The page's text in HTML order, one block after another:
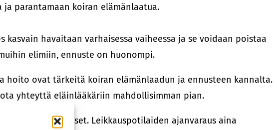
parantamaan koiran elämänlaatua.
havaitaan varhaisessa vaiheessa ja se voidaan poistaa
elimiin, ennuste on huonompi.
hoito ovat tärkeitä koiran elämänlaadun ja ennusteen kannalta.
yhteyttä eläinlääkäriin mahdollisimman pian.
leikkaukset. Leikkauspotilaiden ajanvaraus aina